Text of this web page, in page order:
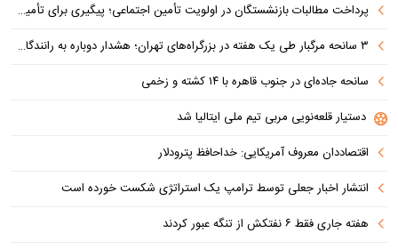
پرداخت مطالبات بازنشستگان در اولویت تأمین اجتماعی؛ پیگیری برای تأمین منابع ادامه دارد
۳ سانحه مرگبار طی یک هفته در بزرگراه‌های تهران؛ هشدار دوباره به رانندگان و عابران
سانحه جاده‌ای در جنوب قاهره با ۱۴ کشته و زخمی
دستیار قلعه‌نویی مربی تیم ملی ایتالیا شد
اقتصاددان معروف آمریکایی: خداحافظ پترودلار
انتشار اخبار جعلی توسط ترامپ یک استراتژی شکست خورده است
هفته جاری فقط ۶ نفتکش از تنگه عبور کردند